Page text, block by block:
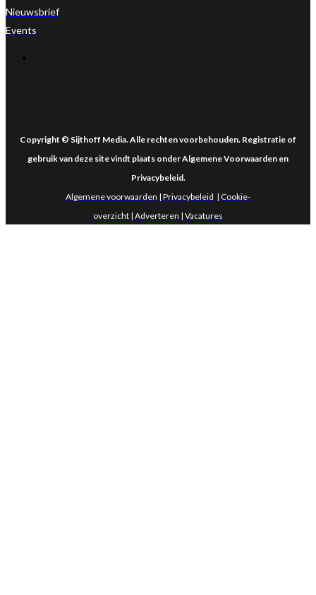
Nieuwsbrief
Events
Copyright © Sijthoff Media. Alle rechten voorbehouden. Registratie of
gebruik van deze site vindt plaats onder Algemene Voorwaarden en
Privacybeleid.
Algemene voorwaarden | Privacybeleid | Cookie-
overzicht | Adverteren | Vacatures